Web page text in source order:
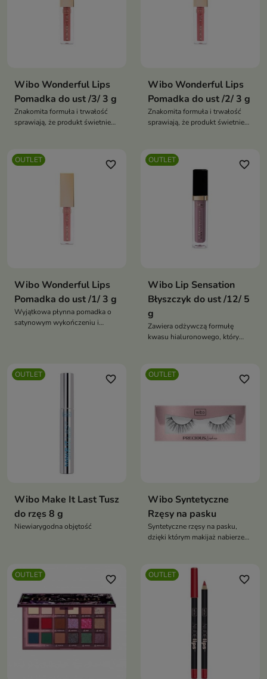
Wibo Wonderful Lips
Pomadka do ust /3/ 3 g
Znakomita formuła i trwałość
sprawiają, że produkt świetnie
Wibo Wonderful Lips
Pomadka do ust /2/ 3 g
Znakomita formuła i trwałość
sprawiają, że produkt świetnie
OUTLET favorite_border
Wibo Wonderful Lips
Pomadka do ust /1/ 3 g
Wyjątkowa płynna pomadka o
satynowym wykończeniu i
OUTLET favorite_border
Wibo Lip Sensation
Błyszczyk do ust /12/ 5
g
Zawiera odżywczą formułę
kwasu hialuronowego, który
OUTLET
favorite_border
Wibo Make It Last Tusz
do rzęs 8 g
Niewiarygodna objętość
OUTLET favorite_border
Wibo Syntetyczne
Rzęsy na pasku
Syntetyczne rzęsy na pasku,
dzięki którym makijaż nabierze
OUTLET favorite_border OUTLET favorite_border